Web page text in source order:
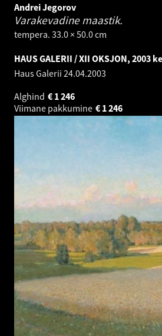
Andrei Jegorov
Varakevadine maastik.
tempera. 33.0 × 50.0 cm
HAUS GALERII / XII OKSJON, 2003
Haus Galerii 24.04.2003
Alghind
1 246
€
Viimane pakkumine
1 246
€